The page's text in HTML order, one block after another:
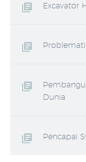
Excavator
Dunia
Pencapai